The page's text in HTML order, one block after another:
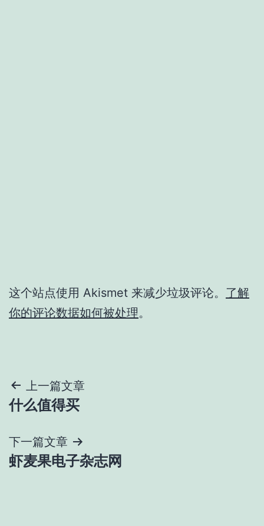
这个站点使用 Akismet 来减少垃圾评论。 了解
你的评论数据如何被处理。
文
章
导
航
上一篇文章
什么值得买
下一篇文章
虾麦果电子杂志网